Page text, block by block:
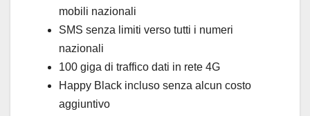
mobili nazionali
SMS senza limiti verso tutti i numeri
nazionali
100 giga di traffico dati in rete 4G
Happy Black incluso senza alcun costo
aggiuntivo